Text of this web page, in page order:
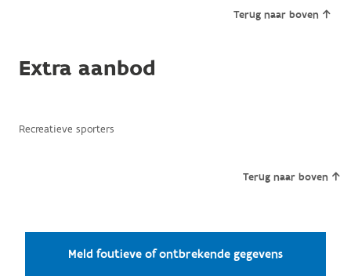
Terug naar boven
Extra aanbod
Recreatieve sporters
Terug naar boven
Meld foutieve of ontbrekende gegevens